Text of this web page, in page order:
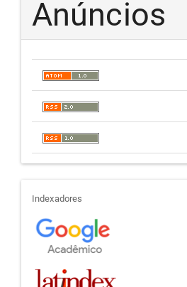
Anúncios
indexadores
Indexadores